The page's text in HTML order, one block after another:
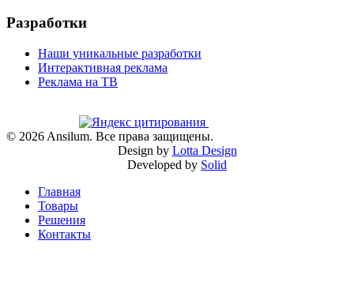
Разработки
Наши уникальные разработки
Интерактивная реклама
Реклама на ТВ
© 2026 Ansilum. Все права защищены.
Design by Lotta Design
Developed by Solid
Главная
Товары
Решения
Контакты